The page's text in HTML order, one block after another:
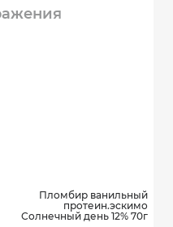
Пломбир ванильный
протеин.эскимо
Солнечный день 12% 70г